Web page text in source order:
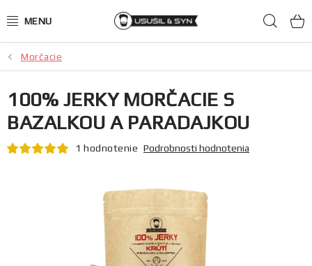
na
JERKY ako darček
Mäsové chipsy
Morčacie
100% JERKY MORČACIE S
BAZALKOU A PARADAJKOU
1 hodnotenie Podrobnosti hodnotenia